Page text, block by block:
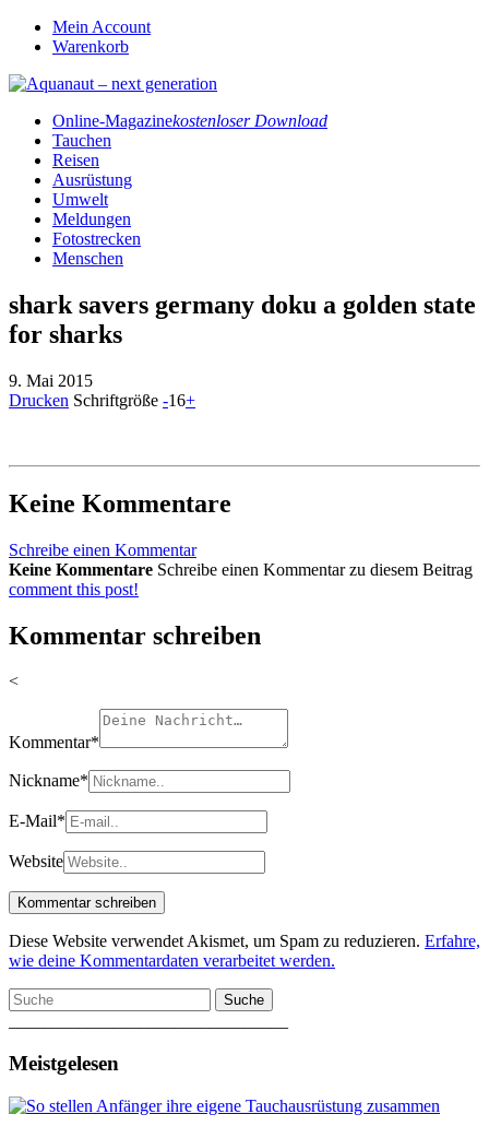
Mein Account
Warenkorb
Online-Magazinekostenloser Download
Tauchen
Reisen
Ausrüstung
Umwelt
Meldungen
Fotostrecken
Menschen
shark savers germany doku a golden state
for sharks
9. Mai 2015
Drucken Schriftgröße -16+
Keine Kommentare
Schreibe einen Kommentar
Keine Kommentare Schreibe einen Kommentar zu diesem Beitrag
comment this post!
Kommentar schreiben
<
Kommentar*
Nickname*
E-Mail*
Website
Diese Website verwendet Akismet, um Spam zu reduzieren. Erfahre,
wie deine Kommentardaten verarbeitet werden.
Suche
Meistgelesen